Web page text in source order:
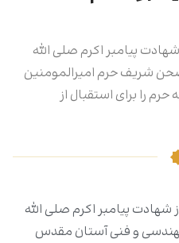
پیامبر اکرم صلی الله
شریف حرم امیرالمومنین
را برای استقبال از
پیامبر اکرم صلی الله
و فنی آستان مقدس